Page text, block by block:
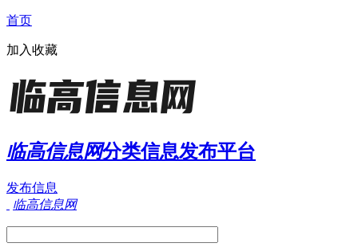
首页
加入收藏
临高信息网分类信息发布平台
发布信息
临高信息网